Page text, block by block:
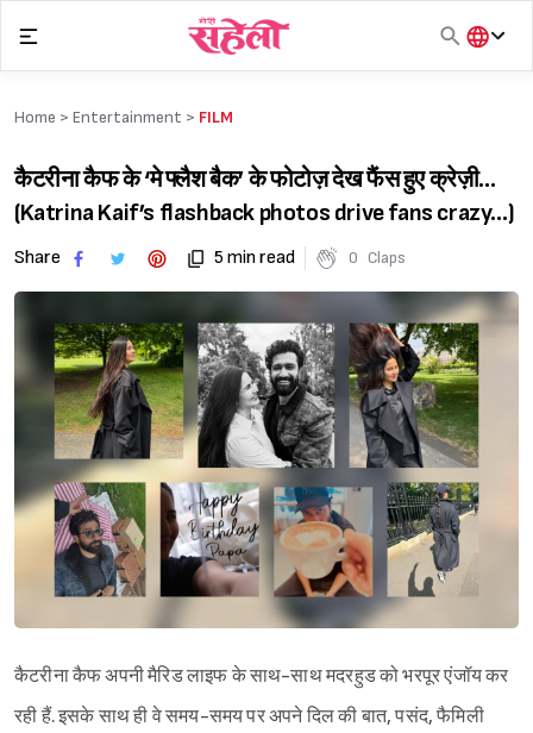
content
हिंदी
Home > Entertainment > FILM
कैटरीना कैफ के ‘मे फ्लैश बैक’ के फोटोज़ देख फैंस हुए क्रेज़ी…
(Katrina Kaif’s flashback photos drive fans crazy…)
Share 5 min read 0 Claps
कैटरीना कैफ अपनी मैरिड लाइफ के साथ-साथ मदरहुड को भरपूर एंजॉय कर
रही हैं. इसके साथ ही वे समय-समय पर अपने दिल की बात, पसंद, फैमिली